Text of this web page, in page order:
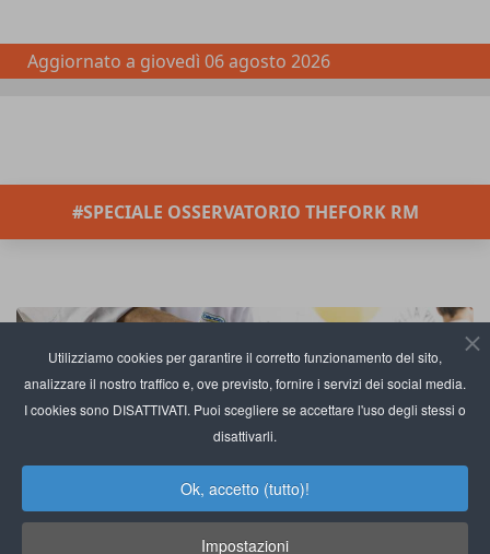
Utilizziamo cookies per garantire il corretto funzionamento del sito,
analizzare il nostro traffico e, ove previsto, fornire i servizi dei social media.
I cookies sono DISATTIVATI. Puoi scegliere se accettare l'uso degli stessi o
disattivarli.
Ok, accetto (tutto)!
Impostazioni
Aggiornato a giovedì 06 agosto 2026
#SPECIALE OSSERVATORIO THEFORK RM